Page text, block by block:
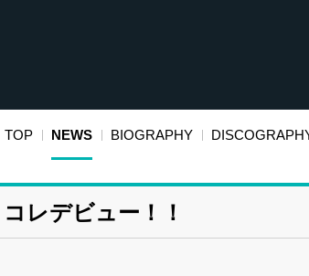
TOP NEWS BIOGRAPHY
レデビュー！！